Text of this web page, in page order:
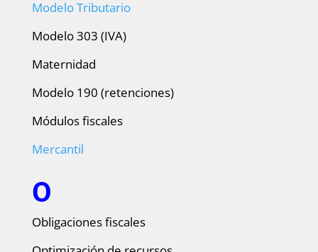
Modelo Tributario
Modelo 303 (IVA)
Maternidad
Modelo 190 (retenciones)
Módulos fiscales
Mercantil
O
Obligaciones fiscales